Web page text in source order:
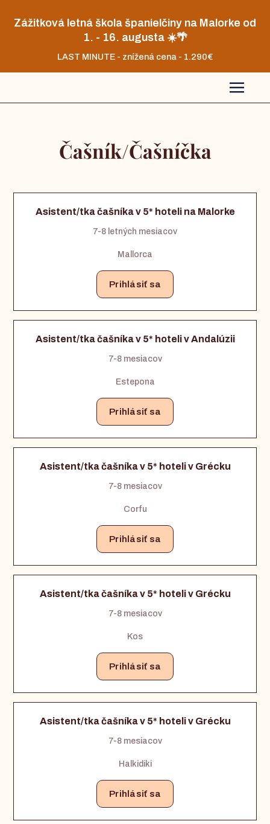
Zážitková letná škola španielčiny na Malorke od
1. - 16. augusta ☀️🌴
LAST MINUTE - znížená cena - 1.290€
Čašník/Čašníčka
Asistent/tka čašníka v 5* hoteli na Malorke
7-8 letných mesiacov
Mallorca
Prihlásiť sa
Asistent/tka čašníka v 5* hoteli v Andalúzii
7-8 mesiacov
Estepona
Prihlásiť sa
Asistent/tka čašníka v 5* hoteli v Grécku
7-8 mesiacov
Corfu
Prihlásiť sa
Asistent/tka čašníka v 5* hoteli v Grécku
7-8 mesiacov
Kos
Prihlásiť sa
Asistent/tka čašníka v 5* hoteli v Grécku
7-8 mesiacov
Halkidiki
Prihlásiť sa